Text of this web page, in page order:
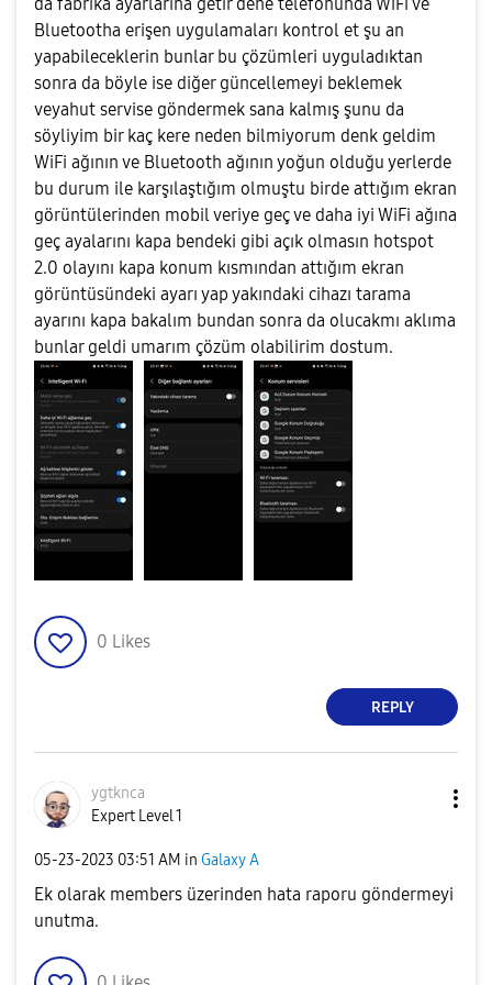
Bluetootha erişen uygulamaları kontrol et şu an
yapabileceklerin bunlar bu çözümleri uyguladıktan
sonra da böyle ise diğer güncellemeyi beklemek
veyahut servise göndermek sana kalmış şunu da
söyliyim bir kaç kere neden bilmiyorum denk geldim
WiFi ağının ve Bluetooth ağının yoğun olduğu yerlerde
bu durum ile karşılaştığım olmuştu birde attığım ekran
görüntülerinden mobil veriye geç ve daha iyi WiFi ağına
geç ayalarını kapa bendeki gibi açık olmasın hotspot
2.0 olayını kapa konum kısmından attığım ekran
görüntüsündeki ayarı yap yakındaki cihazı tarama
ayarını kapa bakalım bundan sonra da olucakmı aklıma
bunlar geldi umarım çözüm olabilirim dostum.
0 Likes
REPLY
ygtknca
Expert Level 1
‎05-23-2023 03:51 AM in Galaxy A
Ek olarak members üzerinden hata raporu göndermeyi
unutma.